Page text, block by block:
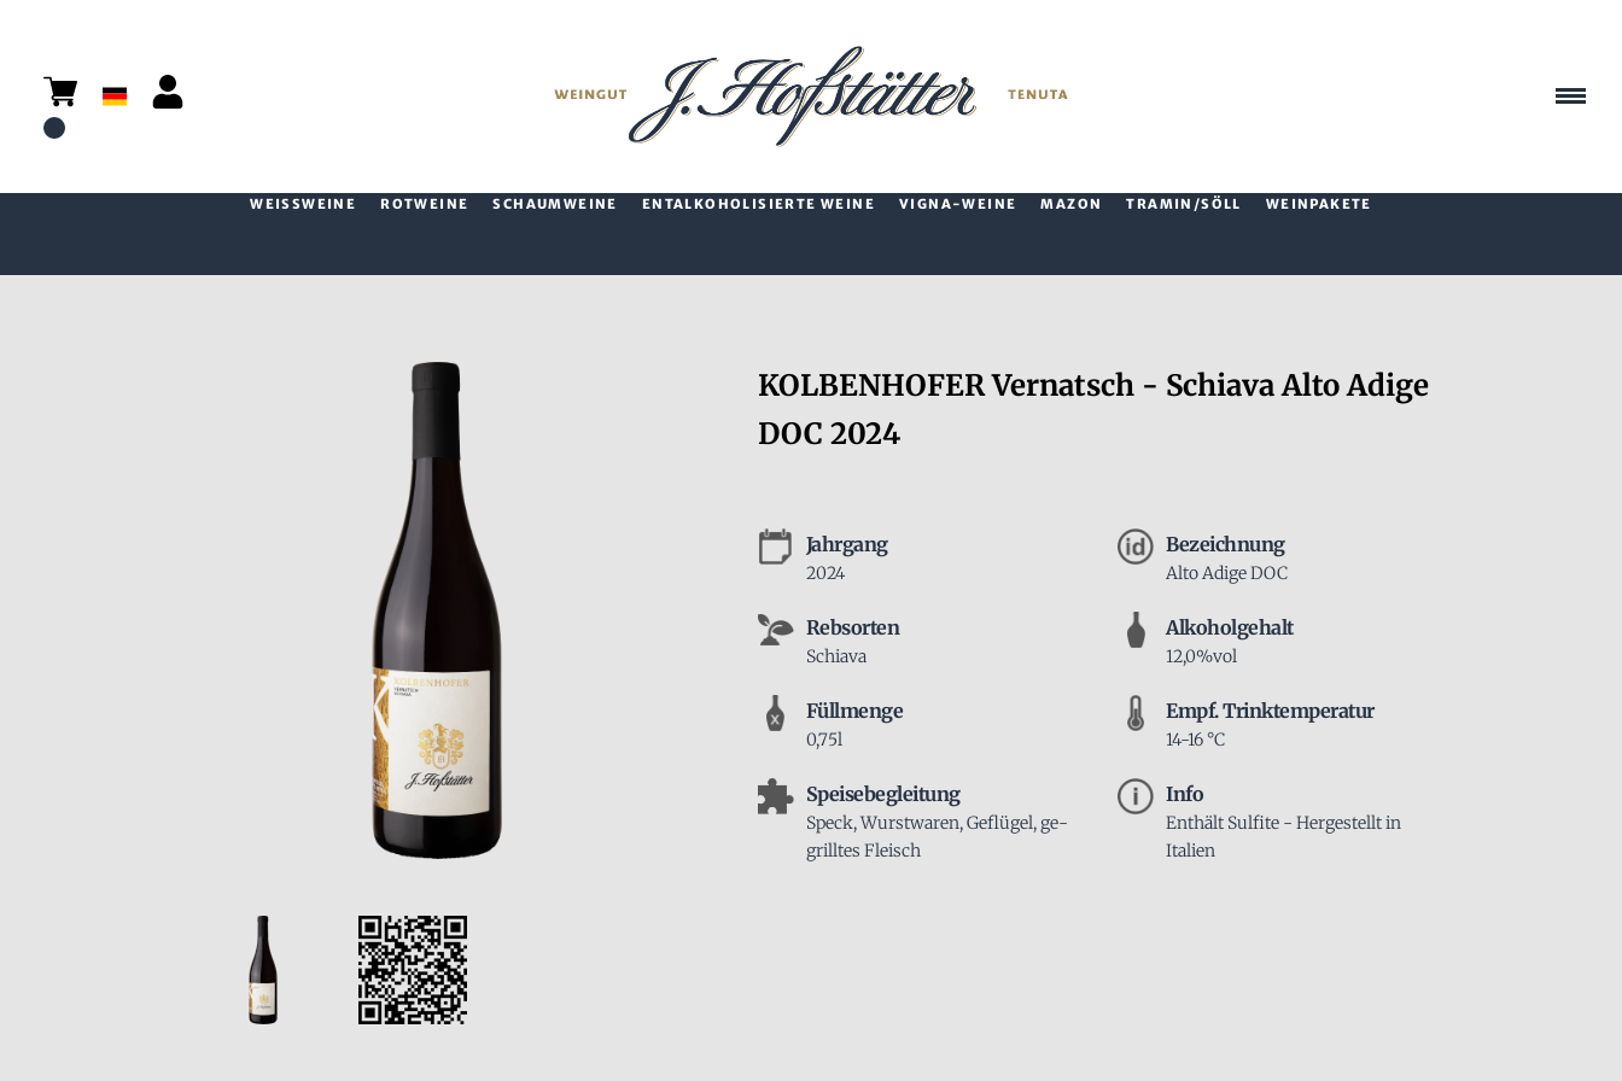
WEISSWEINE ROTWEINE SCHAUMWEINE ENTALKOHOLISIERTE WEINE VIGNA-WEINE MAZON TRAMIN/SÖLL WEINPAKETE
KOLBENHOFER Vernatsch - Schiava Alto Adige
DOC 2024
Jahrgang
2024
Bezeichnung
Alto Adige DOC
Rebsorten
Schiava
Alkoholgehalt
12,0%vol
Füllmenge
0,75l
Empf. Trinktemperatur
14-16 °C
Speisebegleitung
Speck, Wurst­waren, Geflügel, ge­
grilltes Fleisch
Info
Enthält Sulfite - Hergestellt in
Italien